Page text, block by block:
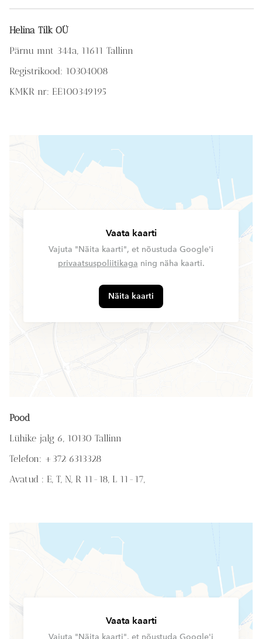
Helina Tilk OÜ
Pärnu mnt 344a, 11611 Tallinn
Registrikood: 10304008
KMKR nr: EE100349195
Vaata kaarti
Vajuta "Näita kaarti", et nõustuda Google'i
privaatsuspoliitikaga ning näha kaarti.
Näita kaarti
Pood
Lühike jalg 6, 10130 Tallinn
Telefon: +372 6313328
Avatud : E, T, N, R 11-18, L 11-17,
Vaata kaarti
Vajuta "Näita kaarti", et nõustuda Google'i